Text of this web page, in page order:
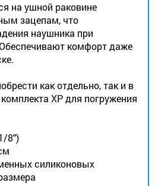
на ушной раковине
зацепам, что
наушника при
комфорт даже
как отдельно, так и в
ХР для погружения
8")
силиконовых